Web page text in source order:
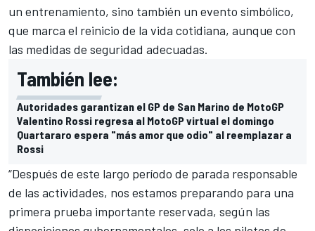
un entrenamiento, sino también un evento simbólico,
que marca el reinicio de la vida cotidiana, aunque con
las medidas de seguridad adecuadas.
También lee:
Autoridades garantizan el GP de San Marino de MotoGP
Valentino Rossi regresa al MotoGP virtual el domingo
Quartararo espera "más amor que odio" al reemplazar a
Rossi
“Después de este largo período de parada responsable
de las actividades, nos estamos preparando para una
primera prueba importante reservada, según las